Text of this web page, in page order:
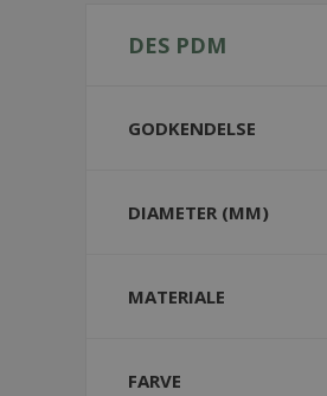
DES PDM
GODKENDELSE
DIAMETER (MM)
MATERIALE
FARVE